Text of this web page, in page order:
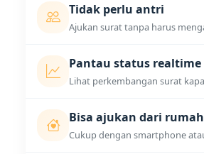
Tidak perlu antri
Ajukan surat tanpa harus
Pantau status realtime
Lihat perkembangan surat
Bisa ajukan dari rumah
Cukup dengan smartphone